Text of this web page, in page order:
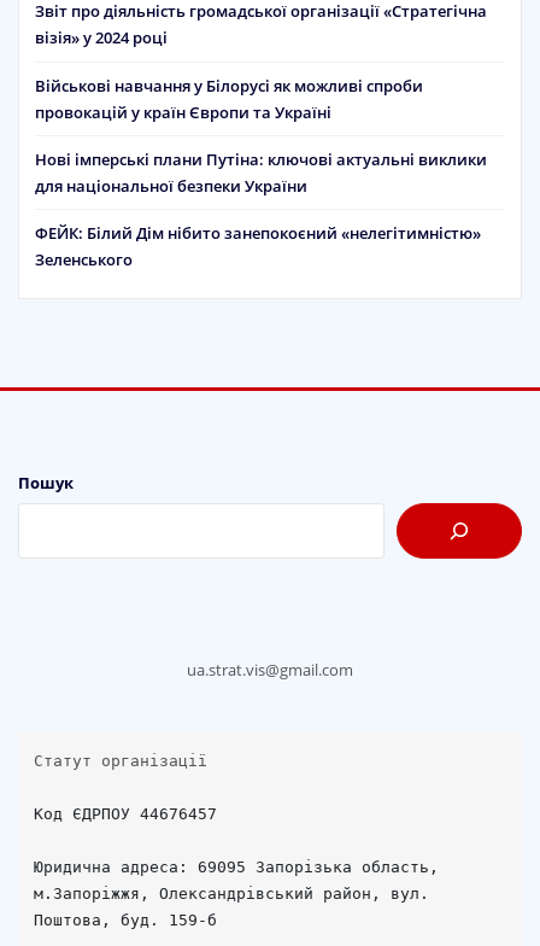
Звіт про діяльність громадської організації «Стратегічна
візія» у 2024 році
Військові навчання у Білорусі як можливі спроби
провокацій у країн Європи та Україні
Нові імперські плани Путіна: ключові актуальні виклики
для національної безпеки України
ФЕЙК: Білий Дім нібито занепокоєний «нелегітимністю»
Зеленського
Пошук
ua.strat.vis@gmail.com
Статут організації
Код ЄДРПОУ 44676457
Юридична адреса: 69095 Запорізька область,
м.Запоріжжя, Олександрівський район, вул.
Поштова, буд. 159-б